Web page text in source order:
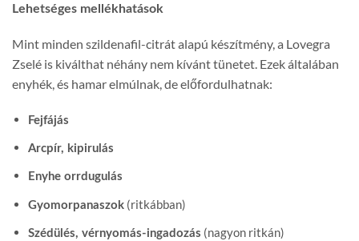
Lehetséges mellékhatások
Mint minden szildenafil-citrát alapú készítmény, a Lovegra
Zselé is kiválthat néhány nem kívánt tünetet. Ezek általában
enyhék, és hamar elmúlnak, de előfordulhatnak:
Fejfájás
Arcpír, kipirulás
Enyhe orrdugulás
Gyomorpanaszok (ritkábban)
Szédülés, vérnyomás-ingadozás (nagyon ritkán)